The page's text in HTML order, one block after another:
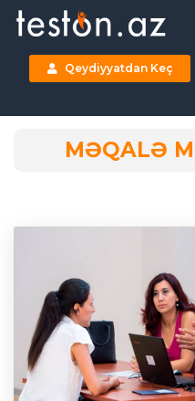
Qeydiyyatdan Keç
MƏQALƏ